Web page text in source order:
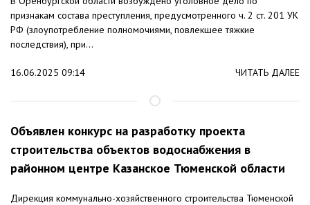
признакам состава преступления, предусмотренного ч. 2 ст. 201 УК
РФ (злоупотребление полномочиями, повлекшее тяжкие
последствия), при...
16.06.2025 09:14 ЧИТАТЬ ДАЛЕЕ
Объявлен конкурс на разработку проекта
строительства объектов водоснабжения в
районном центре Казанское Тюменской области
Дирекция коммунально-хозяйственного строительства Тюменской